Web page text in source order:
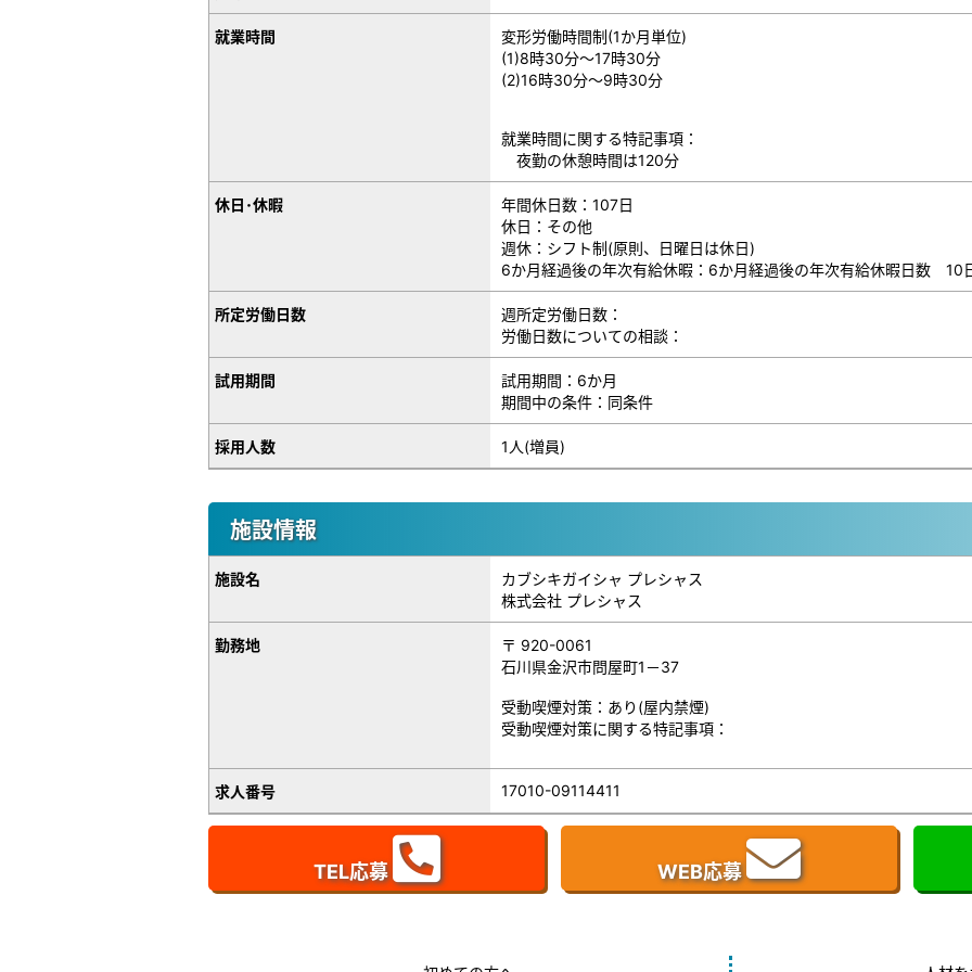
就業時間
変形労働時間制(1か月単位)
(1)8時30分～17時30分
(2)16時30分～9時30分
就業時間に関する特記事項：
夜勤の休憩時間は120分
休日･休暇
年間休日数：107日
休日：その他
週休：シフト制(原則、日曜日は休日)
6か月経過後の年次有給休暇：6か月経過後の年次有給休暇日数 10
所定労働日数
週所定労働日数：
労働日数についての相談：
試用期間
試用期間：6か月
期間中の条件：同条件
採用人数 1人(増員)
施設情報
施設名
カブシキガイシャ プレシャス
株式会社 プレシャス
勤務地
〒 920-0061
石川県金沢市問屋町1－37
受動喫煙対策：あり(屋内禁煙)
受動喫煙対策に関する特記事項：
求人番号 17010-09114411
TEL応募 WEB応募